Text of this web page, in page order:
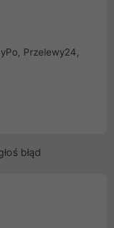
Przelewy24,
błąd